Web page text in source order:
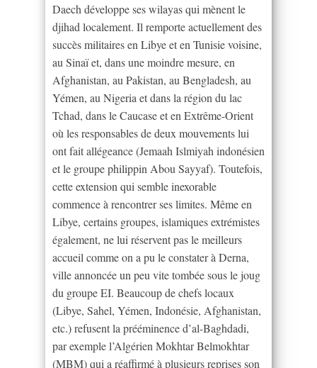
Daech développe ses wilayas qui mènent le
djihad localement. Il remporte actuellement des
succès militaires en Libye et en Tunisie voisine,
au Sinaï et, dans une moindre mesure, en
Afghanistan, au Pakistan, au Bengladesh, au
Yémen, au Nigeria et dans la région du lac
Tchad, dans le Caucase et en Extrême-Orient
où les responsables de deux mouvements lui
ont fait allégeance (Jemaah Islmiyah indonésien
et le groupe philippin Abou Sayyaf). Toutefois,
cette extension qui semble inexorable
commence à rencontrer ses limites. Même en
Libye, certains groupes, islamiques extrémistes
également, ne lui réservent pas le meilleurs
accueil comme on a pu le constater à Derna,
ville annoncée un peu vite tombée sous le joug
du groupe EI. Beaucoup de chefs locaux
(Libye, Sahel, Yémen, Indonésie, Afghanistan,
etc.) refusent la prééminence d’al-Baghdadi,
par exemple l’Algérien Mokhtar Belmokhtar
(MBM) qui a réaffirmé à plusieurs reprises son